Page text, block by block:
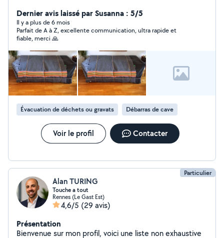
Dernier avis laissé par Susanna : 5/5
Il y a plus de 6 mois
Parfait de A à Z, excellente communication, ultra rapide et
fiable, merci 🙏
Évacuation de déchets ou gravats Débarras de cave
Voir le profil Contacter
Particulier
Alan TURING
Touche a tout
Rennes (Le Gast Est)
4,6/5 (29 avis)
Présentation
Bienvenue sur mon profil, voici une liste non exhaustive